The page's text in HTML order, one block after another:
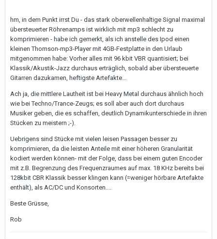
hm, in dem Punkt irrst Du - das stark oberwellenhaltige Signal maximal
übersteuerter Röhrenamps ist wirklich mit mp3 schlecht zu
komprimieren - habe ich gemerkt, als ich anstelle des Ipod einen
kleinen Thomson-mp3-Player mit 4GB-Festplatte in den Urlaub
mitgenommen habe: Vorher alles mit 96 kbit VBR quantisiert; bei
Klassik/Akustik-Jazz durchaus erträglich, sobald aber übersteuerte
Gitarren dazukamen, heftigste Artefakte...
Ach ja, die mittlere Lautheit ist bei Heavy Metal durchaus ähnlich hoch
wie bei Techno/Trance-Zeugs; es soll aber auch dort durchaus
Musiker geben, die es schaffen, deutlich Dynamikunterschiede in ihren
Stücken zu meistern ;-).
Uebrigens sind Stücke mit vielen leisen Passagen besser zu
komprimieren, da die leisten Anteile mit einer höheren Granularität
kodiert werden können- mit der Folge, dass bei einem guten Encoder
mit z.B. Begrenzung des Frequenzraumes auf max. 18 KHz bereits bei
128kbit CBR Klassik besser klingen kann (=weniger hörbare Artefakte
enthält), als AC/DC und Konsorten....
Beste Grüsse,
Rob